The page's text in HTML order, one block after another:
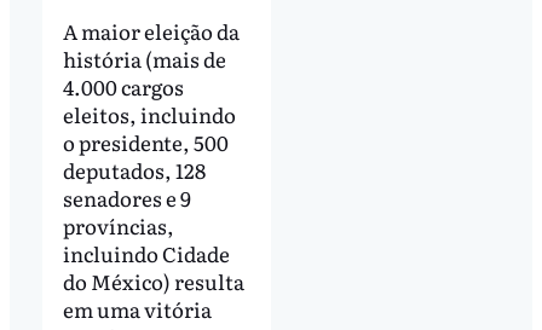
A maior eleição da
história (mais de
4.000 cargos
eleitos, incluindo
o presidente, 500
deputados, 128
senadores e 9
províncias,
incluindo Cidade
do México) resulta
em uma vitória